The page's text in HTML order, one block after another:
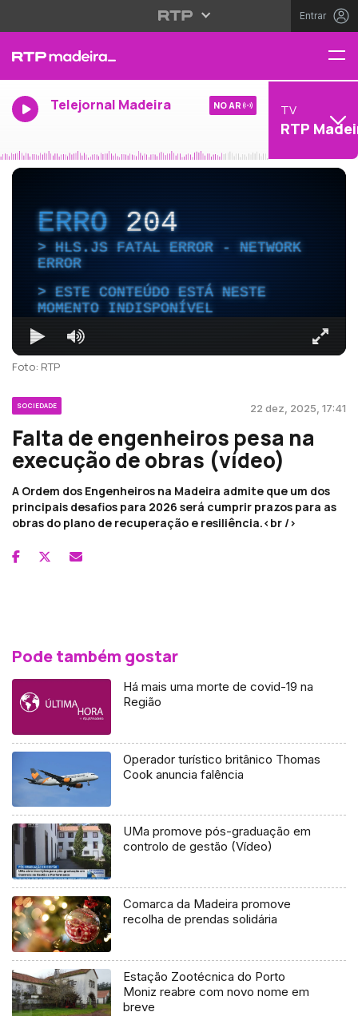
Entrar
Telejornal Madeira NO AR TV
RTP
ERRO204
HLS.JS FATAL ERROR - NETWORK
ERROR
ESTE CONTEÚDO ESTÁ NESTE
MOMENTO INDISPONÍVEL
Foto: RTP
SOCIEDADE 22 dez, 2025, 17:41
Falta de engenheiros pesa na
execução de obras (vídeo)
A Ordem dos Engenheiros na Madeira admite que um dos
principais desafios para 2026 será cumprir prazos para as
obras do plano de recuperação e resiliência.<br />
Pode também gostar
Há mais uma morte de covid-19 na
Região
Operador turístico britânico Thomas
Cook anuncia falência
UMa promove pós-graduação em
controlo de gestão (Vídeo)
Comarca da Madeira promove
recolha de prendas solidária
Estação Zootécnica do Porto
Moniz reabre com novo nome em
breve